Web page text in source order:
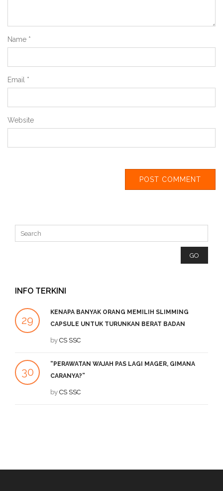
Name *
Email *
Website
INFO TERKINI
29
KENAPA BANYAK ORANG MEMILIH SLIMMING
CAPSULE UNTUK TURUNKAN BERAT BADAN
by CS SSC
30
“PERAWATAN WAJAH PAS LAGI MAGER, GIMANA
CARANYA?”
by CS SSC